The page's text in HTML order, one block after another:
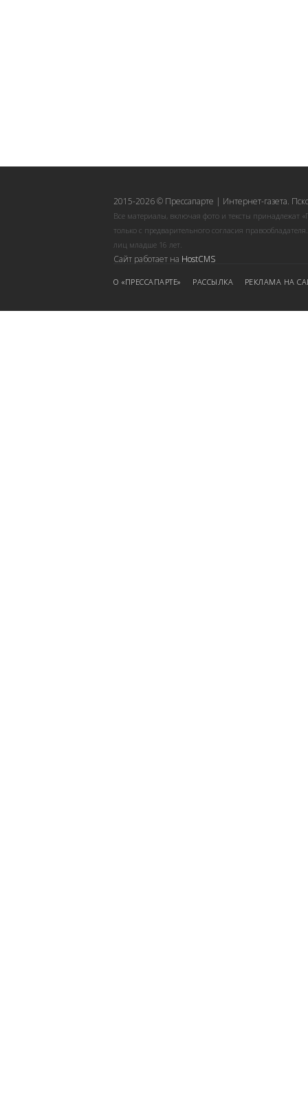
2015-2026 © Прессапарте | Интернет-газета.
Все материалы, включая фото и тексты принадлежат
только с предварительного согласия
лиц младше 16 лет.
Сайт работает на HostCMS
О «ПРЕССАПАРТЕ» РАССЫЛКА РЕКЛАМА НА